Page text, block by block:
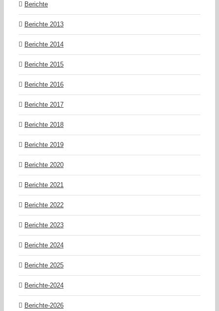
Berichte
Berichte 2013
Berichte 2014
Berichte 2015
Berichte 2016
Berichte 2017
Berichte 2018
Berichte 2019
Berichte 2020
Berichte 2021
Berichte 2022
Berichte 2023
Berichte 2024
Berichte 2025
Berichte-2024
Berichte-2026